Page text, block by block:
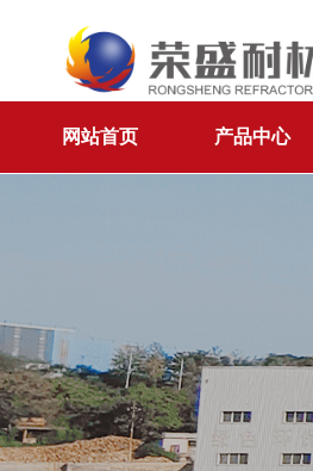
网站首页 产品中心